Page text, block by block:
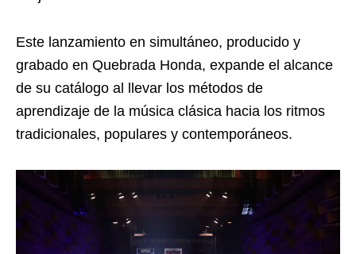
Este lanzamiento en simultáneo, producido y
grabado en Quebrada Honda, expande el alcance
de su catálogo al llevar los métodos de
aprendizaje de la música clásica hacia los ritmos
tradicionales, populares y contemporáneos.